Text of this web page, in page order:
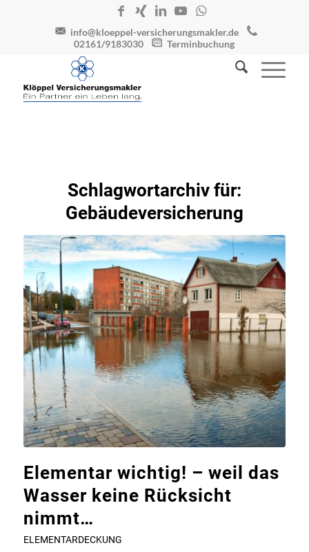
info@kloeppel-versicherungsmakler.de
02161/9183030
Terminbuchung
Schlagwortarchiv für:
Gebäudeversicherung
Elementar wichtig! – weil das
Wasser keine Rücksicht
nimmt…
ELEMENTARDECKUNG